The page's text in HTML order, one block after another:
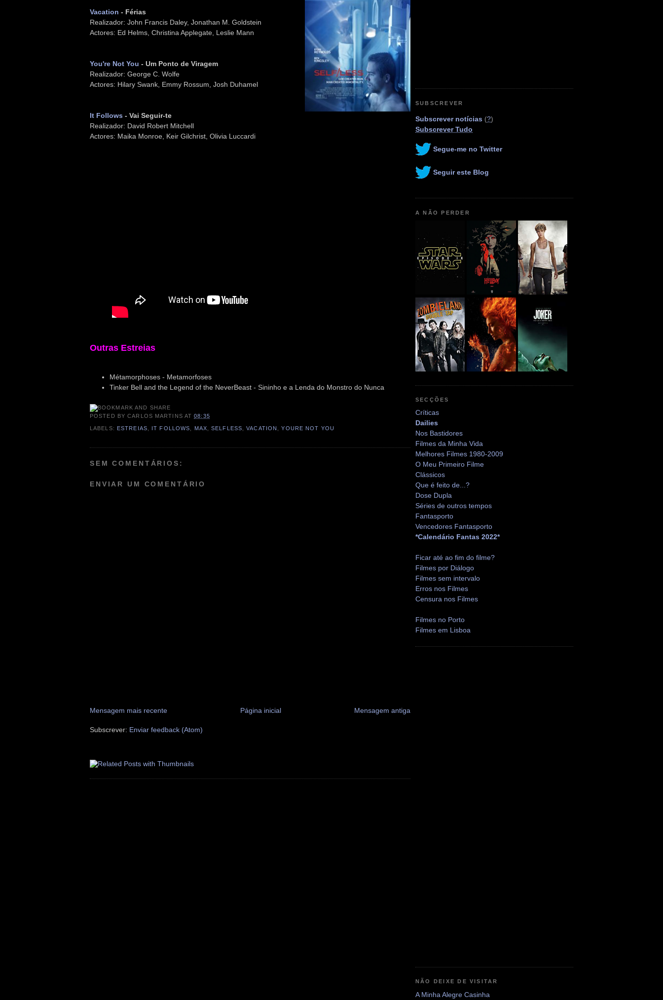
Vacation - Férias
Realizador: John Francis Daley, Jonathan M. Goldstein
Actores: Ed Helms, Christina Applegate, Leslie Mann
You're Not You - Um Ponto de Viragem
Realizador: George C. Wolfe
Actores: Hilary Swank, Emmy Rossum, Josh Duhamel
It Follows - Vai Seguir-te
Realizador: David Robert Mitchell
Actores: Maika Monroe, Keir Gilchrist, Olivia Luccardi
Outras Estreias
Métamorphoses - Metamorfoses
Tinker Bell and the Legend of the NeverBeast - Sininho e a Lenda do Monstro do Nunca
POSTED BYCARLOS MARTINS AT08:35
LABELS: ESTREIAS IT FOLLOWS MAX ,SELFLESS ,VACATION ,YOURE NOT YOU
SEM COMENTÁRIOS:
ENVIAR UM COMENTÁRIO
Mensagem mais recente Mensagem antiga
Página inicial
Subscrever: Enviar feedback (Atom)
SUBSCREVER
Subscrever notícias (?)
Subscrever Tudo
Segue-me no Twitter
Seguir este Blog
A NÃO PERDER
SECÇÕES
Críticas
Dailies
Nos Bastidores
Filmes da Minha Vida
Melhores Filmes 1980-2009
O Meu Primeiro Filme
Clássicos
Que é feito de...?
Dose Dupla
Séries de outros tempos
Fantasporto
Vencedores Fantasporto
*Calendário Fantas 2022*
Ficar até ao fim do filme?
Filmes por Diálogo
Filmes sem intervalo
Erros nos Filmes
Censura nos Filmes
Filmes no Porto
Filmes em Lisboa
NÃO DEIXE DE VISITAR
A Minha Alegre Casinha